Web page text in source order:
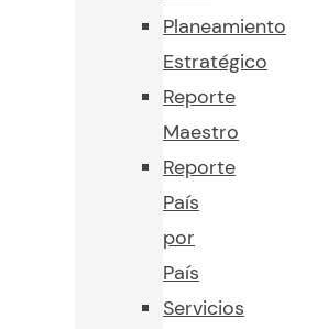
Planeamiento
Estratégico
Reporte
Maestro
Reporte
País
por
País
Servicios